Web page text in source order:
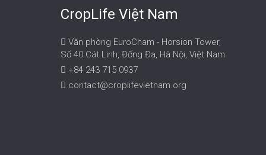
CropLife Việt Nam
Văn phòng EuroCham - Horsion Tower,
Số 40 Cát Linh, Đống Đa, Hà Nội, Việt Nam
+84 243 715 0937
contact@croplifevietnam.org